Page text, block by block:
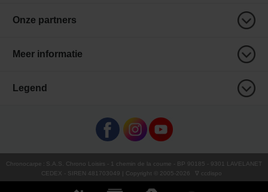
Onze partners
Meer informatie
Legend
Chronocarpe : S.A.S. Chrono Loisirs - 1 chemin de la coume - BP 90185 - 9301 LAVELANET
CEDEX - SIREN 481703049 | Copyright © 2005-2026 ∇ ccdispo